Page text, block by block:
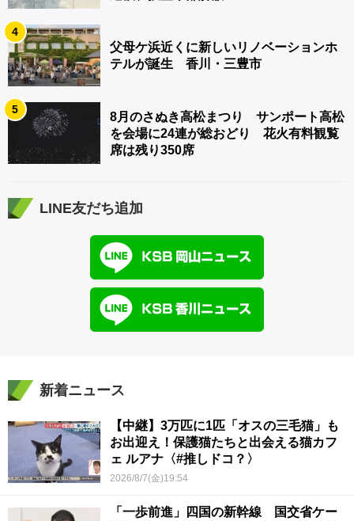
4
父母ケ浜近くに新しいリノベーションホ
テルが誕生 香川・三豊市
5
8月のさぬき高松まつり サンポート高松
を会場に24連が総おどり 花火有料観覧
席は残り350席
LINE友だち追加
新着ニュース
【中継】3万匹に1匹「オスの三毛猫」も
お出迎え！保護猫たちと出会える猫カフ
ェ ルアナ〈#推しドコ？〉
2026/8/7(金)19:54
「一歩前進」四国の新幹線 国交省ケー